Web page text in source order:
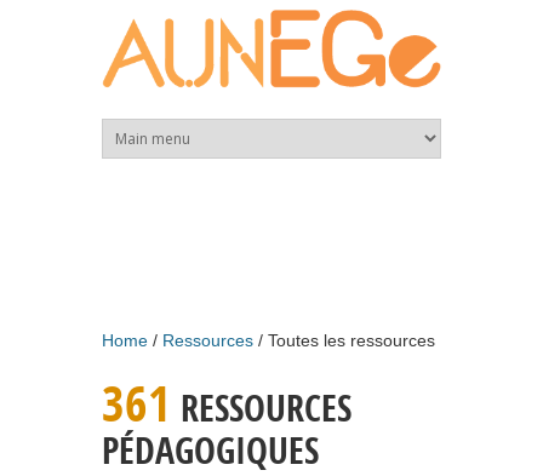
Home Ressources Toutes les ressources
361 RESSOURCES
PÉDAGOGIQUES